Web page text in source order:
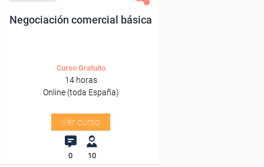
Negociación comercial básica
Curso Gratuito
14 horas
Online (toda España)
Ver curso
0 10